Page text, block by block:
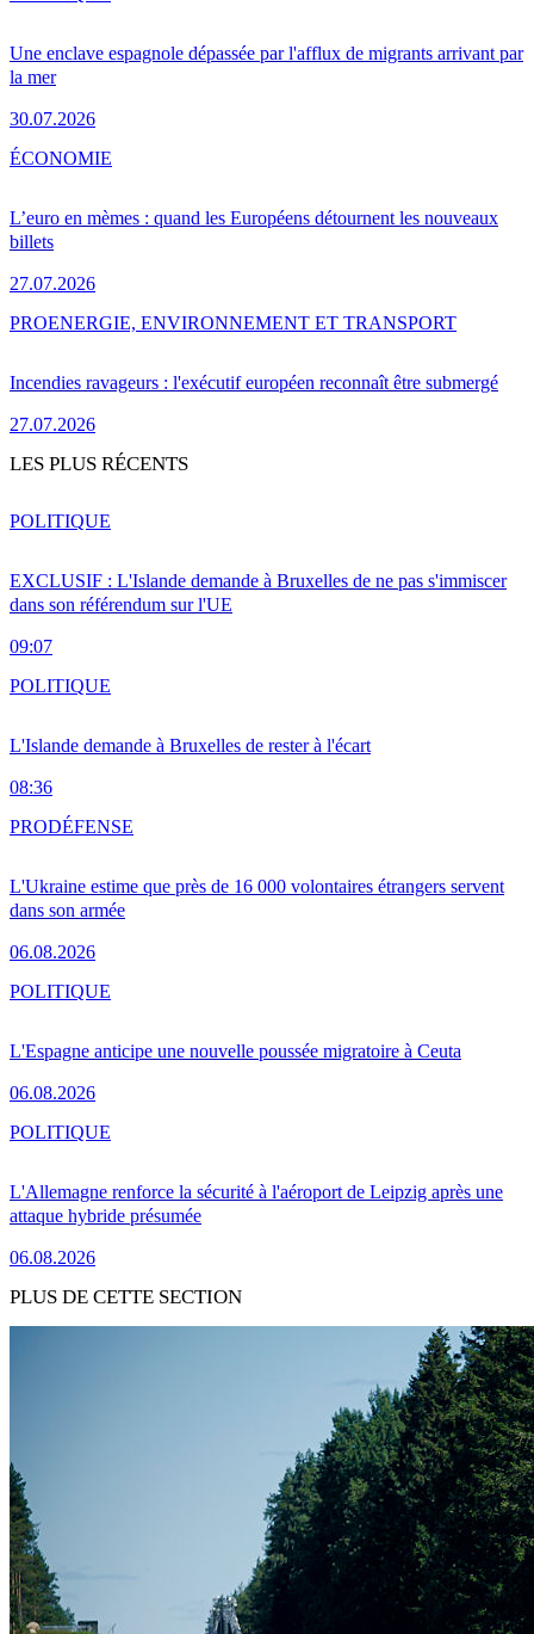
Une enclave espagnole dépassée par l'afflux de migrants arrivant par
la mer
30.07.2026
L’euro en mèmes : quand les Européens détournent les nouveaux
billets
27.07.2026
ÉCONOMIE
Incendies ravageurs : l'exécutif européen reconnaît être submergé
27.07.2026
PROENERGIE, ENVIRONNEMENT ET TRANSPORT
LES PLUS RÉCENTS
EXCLUSIF : L'Islande demande à Bruxelles de ne pas s'immiscer
dans son référendum sur l'UE
09:07
POLITIQUE
L'Islande demande à Bruxelles de rester à l'écart
08:36
POLITIQUE
L'Ukraine estime que près de 16 000 volontaires étrangers servent
dans son armée
06.08.2026
PRODÉFENSE
L'Espagne anticipe une nouvelle poussée migratoire à Ceuta
06.08.2026
POLITIQUE
L'Allemagne renforce la sécurité à l'aéroport de Leipzig après une
attaque hybride présumée
06.08.2026
POLITIQUE
PLUS DE CETTE SECTION